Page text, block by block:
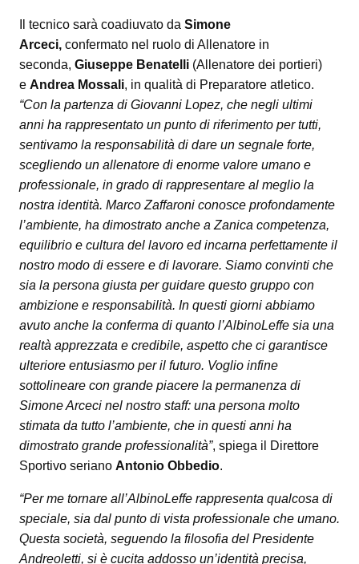
Il tecnico sarà coadiuvato da Simone
Arceci, confermato nel ruolo di Allenatore in
seconda, Giuseppe Benatelli (Allenatore dei portieri)
e Andrea Mossali, in qualità di Preparatore atletico.
“Con la partenza di Giovanni Lopez, che negli ultimi
anni ha rappresentato un punto di riferimento per tutti,
sentivamo la responsabilità di dare un segnale forte,
scegliendo un allenatore di enorme valore umano e
professionale, in grado di rappresentare al meglio la
nostra identità. Marco Zaffaroni conosce profondamente
l’ambiente, ha dimostrato anche a Zanica competenza,
equilibrio e cultura del lavoro ed incarna perfettamente il
nostro modo di essere e di lavorare. Siamo convinti che
sia la persona giusta per guidare questo gruppo con
ambizione e responsabilità. In questi giorni abbiamo
avuto anche la conferma di quanto l’AlbinoLeffe sia una
realtà apprezzata e credibile, aspetto che ci garantisce
ulteriore entusiasmo per il futuro. Voglio infine
sottolineare con grande piacere la permanenza di
Simone Arceci nel nostro staff: una persona molto
stimata da tutto l’ambiente, che in questi anni ha
dimostrato grande professionalità”, spiega il Direttore
Sportivo seriano Antonio Obbedio.
“Per me tornare all’AlbinoLeffe rappresenta qualcosa di
speciale, sia dal punto di vista professionale che umano.
Questa società, seguendo la filosofia del Presidente
Andreoletti, si è cucita addosso un’identità precisa,